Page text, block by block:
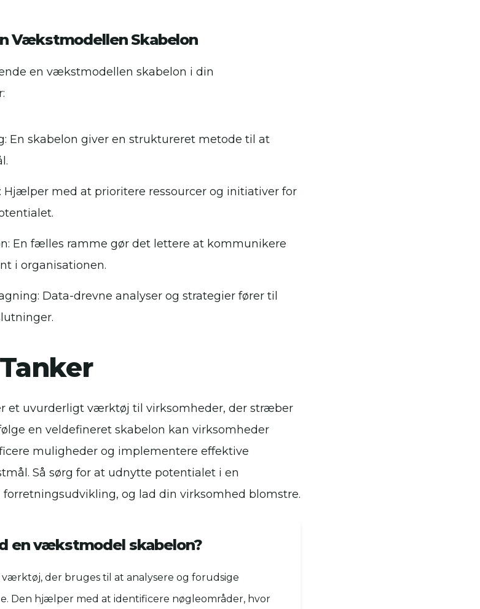
Vækstmodellen Skabelon
en vækstmodellen skabelon i din
En skabelon giver en struktureret metode til at
Hjælper med at prioritere ressourcer og initiativer for
En fælles ramme gør det lettere at kommunikere
i organisationen.
Data-drevne analyser og strategier fører til
et uvurderligt værktøj til virksomheder, der stræber
en veldefineret skabelon kan virksomheder
muligheder og implementere effektive
Så sørg for at udnytte potentialet i en
og lad din virksomhed blomstre.
en vækstmodel skabelon?
der bruges til at analysere og forudsige
Den hjælper med at identificere nøgleområder, hvor